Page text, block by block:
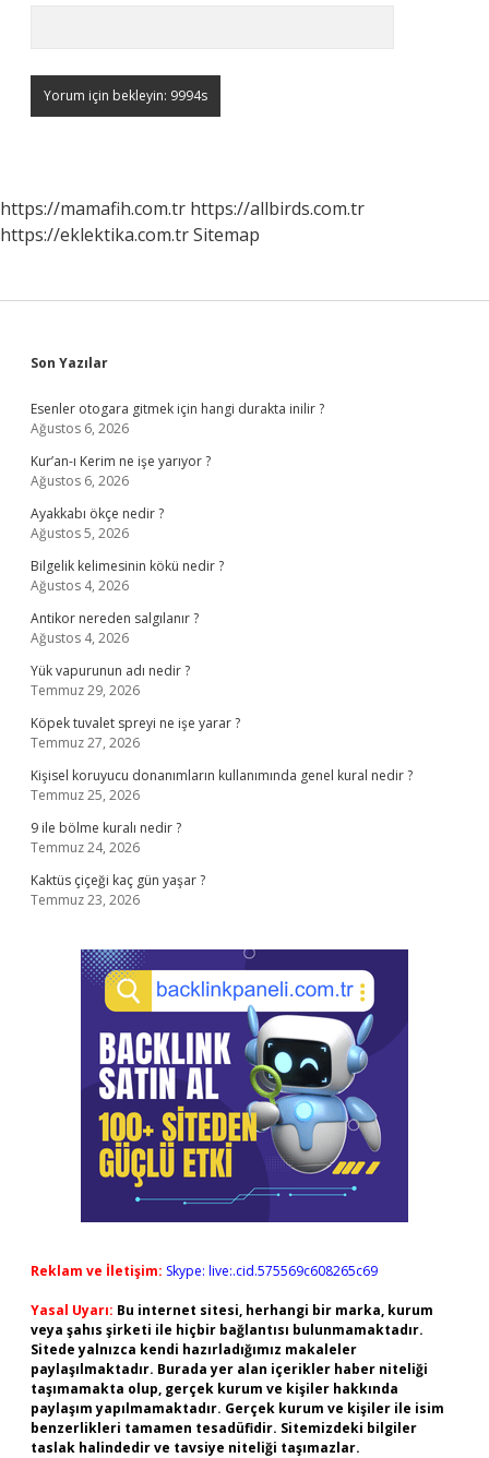
https://mamafih.com.tr https://allbirds.com.tr
https://eklektika.com.trSitemap
Sidebar
Son Yazılar
Esenler otogara gitmek için hangi durakta inilir ?
Ağustos 6, 2026
Kur’an-ı Kerim ne işe yarıyor ?
Ağustos 6, 2026
Ayakkabı ökçe nedir ?
Ağustos 5, 2026
Bilgelik kelimesinin kökü nedir ?
Ağustos 4, 2026
Antikor nereden salgılanır ?
Ağustos 4, 2026
Yük vapurunun adı nedir ?
Temmuz 29, 2026
Köpek tuvalet spreyi ne işe yarar ?
Temmuz 27, 2026
Kişisel koruyucu donanımların kullanımında genel kural nedir ?
Temmuz 25, 2026
9 ile bölme kuralı nedir ?
Temmuz 24, 2026
Kaktüs çiçeği kaç gün yaşar ?
Temmuz 23, 2026
Reklam ve İletişim: Skype: live:.cid.575569c608265c69
Yasal Uyarı: Bu internet sitesi, herhangi bir marka, kurum
veya şahıs şirketi ile hiçbir bağlantısı bulunmamaktadır.
Sitede yalnızca kendi hazırladığımız makaleler
paylaşılmaktadır. Burada yer alan içerikler haber niteliği
taşımamakta olup, gerçek kurum ve kişiler hakkında
paylaşım yapılmamaktadır. Gerçek kurum ve kişiler ile isim
benzerlikleri tamamen tesadüfidir. Sitemizdeki bilgiler
taslak halindedir ve tavsiye niteliği taşımazlar.